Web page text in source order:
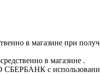
в магазине при
в магазине .
СБЕРБАНК с